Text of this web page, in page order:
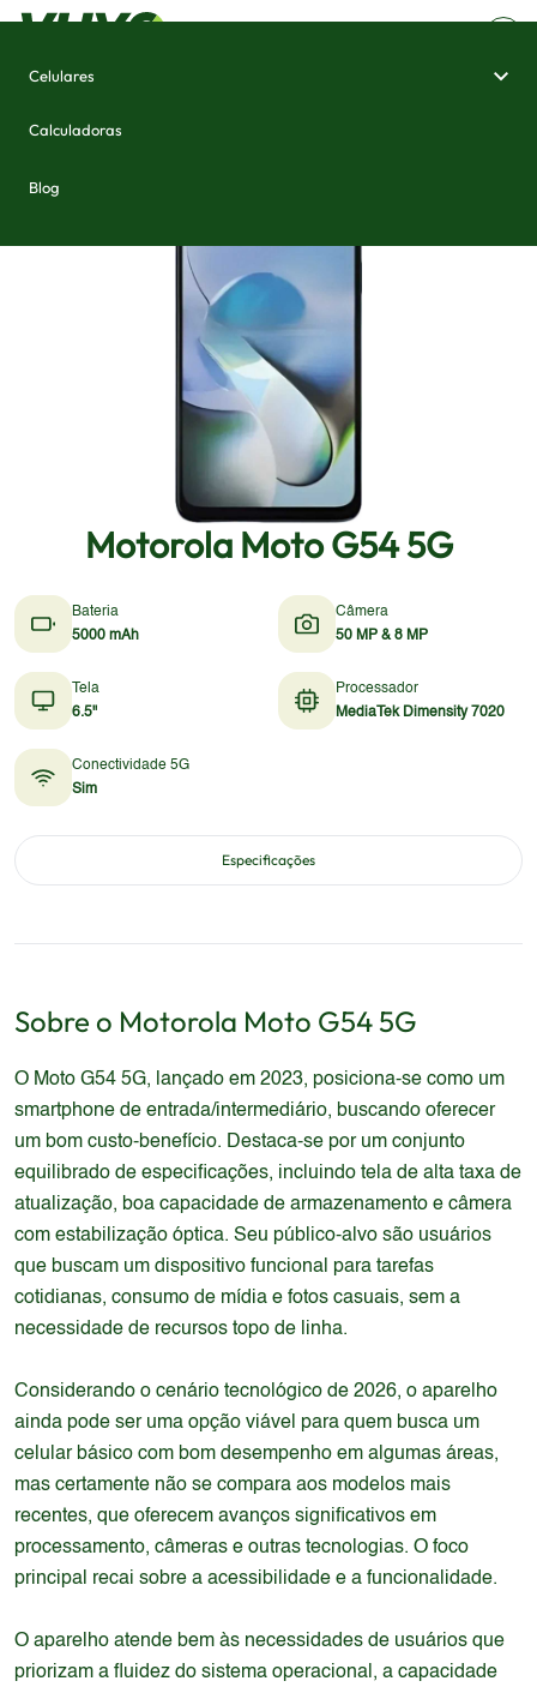
Celulares
Calculadoras
Blog
Motorola Moto G54 5G
Bateria
5000 mAh
Câmera
50 MP & 8 MP
Tela
6.5"
Processador
MediaTek Dimensity 7020
Conectividade 5G
Sim
Especificações
Sobre o Motorola Moto G54 5G
O Moto G54 5G, lançado em 2023, posiciona-se como um
smartphone de entrada/intermediário, buscando oferecer
um bom custo-benefício. Destaca-se por um conjunto
equilibrado de especificações, incluindo tela de alta taxa de
atualização, boa capacidade de armazenamento e câmera
com estabilização óptica. Seu público-alvo são usuários
que buscam um dispositivo funcional para tarefas
cotidianas, consumo de mídia e fotos casuais, sem a
necessidade de recursos topo de linha.
Considerando o cenário tecnológico de 2026, o aparelho
ainda pode ser uma opção viável para quem busca um
celular básico com bom desempenho em algumas áreas,
mas certamente não se compara aos modelos mais
recentes, que oferecem avanços significativos em
processamento, câmeras e outras tecnologias. O foco
principal recai sobre a acessibilidade e a funcionalidade.
O aparelho atende bem às necessidades de usuários que
priorizam a fluidez do sistema operacional, a capacidade